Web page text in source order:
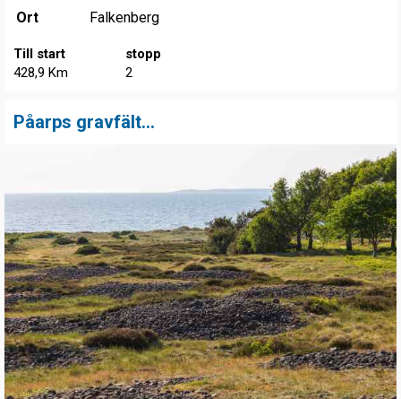
Ort Falkenberg
Till start
428,9 Km
stopp
2
Påarps gravfält...